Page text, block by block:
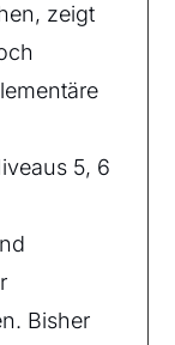
zeigt
5, 6
Bisher